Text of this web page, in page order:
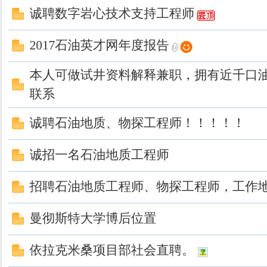
交
流
诚聘数字岩心技术支持工程师
2017石油英才网年度报告
本人可做试井资料解释兼职，拥有近千口
联系
诚聘石油地质、物探工程师！！！！！
诚招一名石油地质工程师
招聘石油地质工程师、物探工程师，工作
曼彻斯特大学博后位置
依拉克米桑项目部社会直聘。